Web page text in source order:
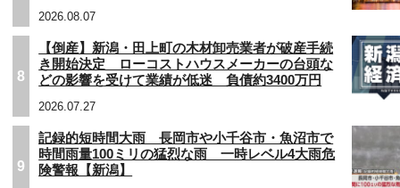
2026.08.07
8
【倒産】新潟・田上町の木材卸売業者が破産手続
き開始決定 ローコストハウスメーカーの台頭な
どの影響を受けて業績が低迷 負債約3400万円
2026.07.27
9
記録的短時間大雨 長岡市や小千谷市・魚沼市で
時間雨量100ミリの猛烈な雨 一時レベル4大雨危
険警報【新潟】